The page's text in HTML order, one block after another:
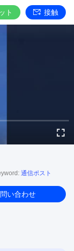
ト 接触
通信ポスト
い合わせ